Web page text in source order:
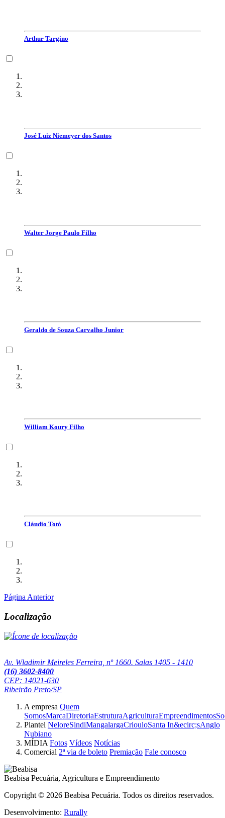
Arthur Targino
José Luiz Niemeyer dos Santos
Walter Jorge Paulo Filho
Geraldo de Souza Carvalho Junior
William Koury Filho
Cláudio Totó
Página Anterior
Localização
Av. Wladimir Meireles Ferreira, nº 1660. Salas 1405 - 1410
(16) 3602-8400
CEP: 14021-630
Ribeirão Preto/SP
A empresa Quem
SomosMarcaDiretoriaEstruturaAgriculturaEmpreendimentos
Plantel NeloreSindiMangalargaCriouloSanta In&ecirc;sAnglo
Nubiano
MÍDIA Fotos Vídeos Notícias
Comercial 2ª via de boleto Premiação Fale conosco
Beabisa Pecuária, Agricultura e Empreendimento
Copyright © 2026 Beabisa Pecuária. Todos os direitos reservados.
Desenvolvimento: Rurally